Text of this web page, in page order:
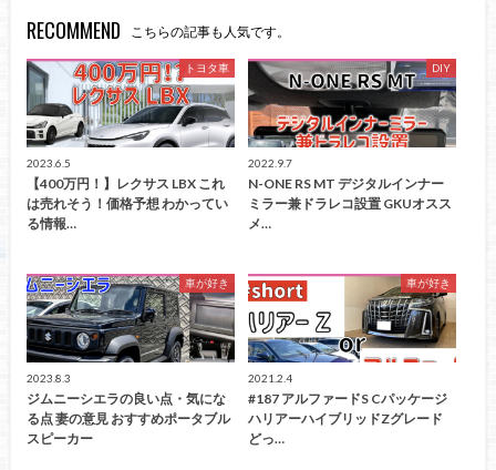
RECOMMEND こちらの記事も人気です。
トヨタ車
2023.6.5
【400万円！】レクサス LBX これ
は売れそう！価格予想 わかってい
る情報…
DIY
2022.9.7
N-ONE RS MT デジタルインナー
ミラー兼ドラレコ設置 GKUオスス
メ…
車が好き
2023.8.3
ジムニーシエラの良い点・気にな
る点 妻の意見 おすすめポータブル
スピーカー
車が好き
2021.2.4
#187 アルファードS Cパッケージ
ハリアーハイブリッドZグレード
どっ…